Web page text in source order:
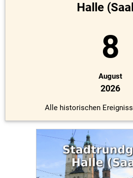
Halle
8
August
2026
Alle historischen